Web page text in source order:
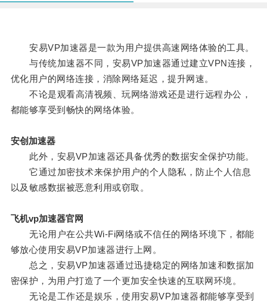
安易VP加速器是一款为用户提供高速网络体验的工具。
与传统加速器不同，安易VP加速器通过建立VPN连接，
优化用户的网络连接，消除网络延迟，提升网速。
不论是观看高清视频、玩网络游戏还是进行远程办公，
都能够享受到畅快的网络体验。
安创加速器
此外，安易VP加速器还具备优秀的数据安全保护功能。
它通过加密技术来保护用户的个人隐私，防止个人信息
以及敏感数据被恶意利用或窃取。
飞机vp加速器官网
无论用户在公共Wi-Fi网络或不信任的网络环境下，都能
够放心使用安易VP加速器进行上网。
总之，安易VP加速器通过迅捷稳定的网络加速和数据加
密保护，为用户打造了一个更加安全快速的互联网环境。
无论是工作还是娱乐，使用安易VP加速器都能够享受到